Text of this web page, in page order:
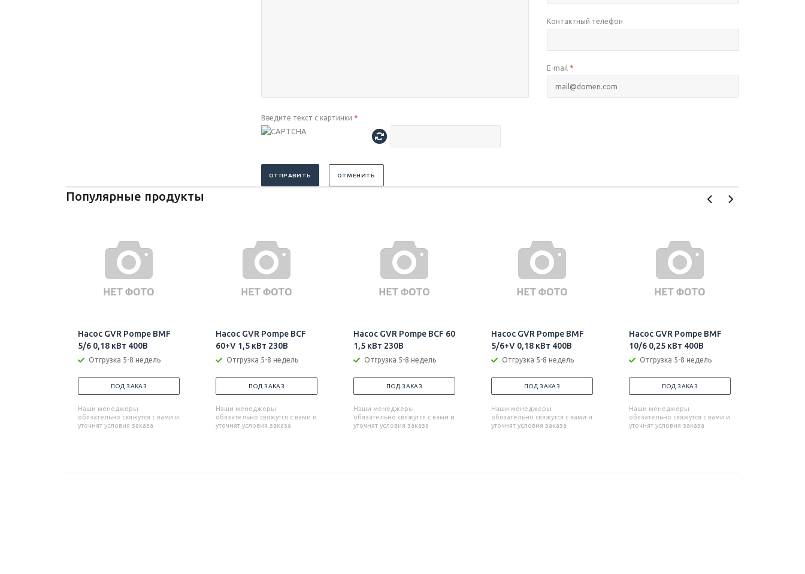
Контактный телефон
E-mail *
Введите текст с картинки *
ОТПРАВИТЬ ОТМЕНИТЬ
Популярные продукты
Насос GVR Pompe BMF
5/6 0,18 кВт 400В
Отгрузка 5-8 недель
ПОД ЗАКАЗ
Наши менеджеры
обязательно свяжутся с вами и
уточнят условия заказа
Насос GVR Pompe BCF
60+V 1,5 кВт 230В
Отгрузка 5-8 недель
ПОД ЗАКАЗ
Наши менеджеры
обязательно свяжутся с вами и
уточнят условия заказа
Насос GVR Pompe BCF 60
1,5 кВт 230В
Отгрузка 5-8 недель
ПОД ЗАКАЗ
Наши менеджеры
обязательно свяжутся с вами и
уточнят условия заказа
Насос GVR Pompe BMF
5/6+V 0,18 кВт 400В
Отгрузка 5-8 недель
ПОД ЗАКАЗ
Наши менеджеры
обязательно свяжутся с вами и
уточнят условия заказа
Насос GVR Pompe BMF
10/6 0,25 кВт 400В
Отгрузка 5-8 недель
ПОД ЗАКАЗ
Наши менеджеры
обязательно свяжутся с вами и
уточнят условия заказа